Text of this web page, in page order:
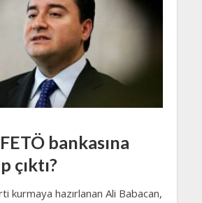
bankasına
çıktı?
kurmaya hazırlanan Ali Babacan,